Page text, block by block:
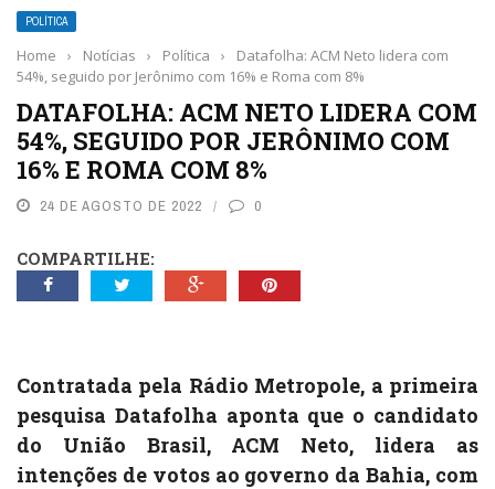
POLÍTICA
Home › Notícias › Política ›
Datafolha: ACM Neto lidera com
54%, seguido por Jerônimo com 16% e Roma com 8%
DATAFOLHA: ACM NETO LIDERA COM
54%, SEGUIDO POR JERÔNIMO COM
16% E ROMA COM 8%
24 DE AGOSTO DE 2022 0
COMPARTILHE:
Contratada pela Rádio Metropole, a primeira
pesquisa Datafolha aponta que o candidato
do União Brasil, ACM Neto, lidera as
intenções de votos ao governo da Bahia, com